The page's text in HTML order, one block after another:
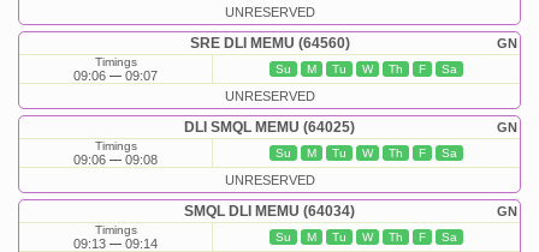
UNRESERVED
GN
SRE DLI MEMU (64560)
Timings
09:06 09:07 Su M Tu W Th F Sa
UNRESERVED
GN
DLI SMQL MEMU (64025)
Timings
09:06 09:08 Su M Tu W Th F Sa
UNRESERVED
GN
SMQL DLI MEMU (64034)
Timings
09:13 09:14 Su M Tu W Th F Sa